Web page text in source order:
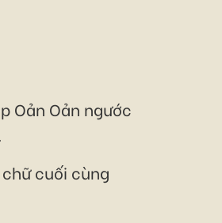
Oản Oản ngước
cuối cùng